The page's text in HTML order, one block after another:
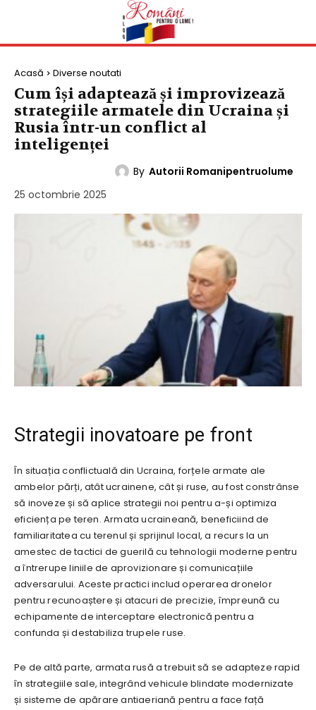
Acasă Diverse noutati
Cum își adaptează și improvizează
strategiile armatele din Ucraina și
Rusia într-un conflict al
inteligenței
By Autorii Romanipentruolume
25 octombrie 2025
Strategii inovatoare pe front
În situația conflictuală din Ucraina, forțele armate ale
ambelor părți, atât ucrainene, cât și ruse, au fost constrânse
să inoveze și să aplice strategii noi pentru a-și optimiza
eficiența pe teren. Armata ucraineană, beneficiind de
familiaritatea cu terenul și sprijinul local, a recurs la un
amestec de tactici de guerilă cu tehnologii moderne pentru
a întrerupe liniile de aprovizionare și comunicațiile
adversarului. Aceste practici includ operarea dronelor
pentru recunoaștere și atacuri de precizie, împreună cu
echipamente de interceptare electronică pentru a
confunda și destabiliza trupele ruse.
Pe de altă parte, armata rusă a trebuit să se adapteze rapid
în strategiile sale, integrând vehicule blindate modernizate
și sisteme de apărare antiaeriană pentru a face față